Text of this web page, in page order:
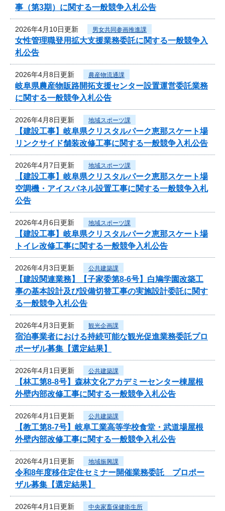
事（第3期）に関する一般競争入札公告
2026年4月10日更新 男女共同参画推進課
女性管理職登用拡大支援業務委託に関する一般競争入
札公告
2026年4月8日更新 農産物流通課
岐阜県農産物販路開拓支援センター設置運営委託業務
に関する一般競争入札公告
2026年4月8日更新 地域スポーツ課
【建設工事】岐阜県クリスタルパーク恵那スケート場
リンクサイド舗装改修工事に関する一般競争入札公告
2026年4月7日更新 地域スポーツ課
【建設工事】岐阜県クリスタルパーク恵那スケート場
空調機・アイスパネル設置工事に関する一般競争入札
公告
2026年4月6日更新 地域スポーツ課
【建設工事】岐阜県クリスタルパーク恵那スケート場
トイレ改修工事に関する一般競争入札公告
2026年4月3日更新 公共建築課
【建設関連業務】【子家委第8-6号】白鳩学園改築工
事の基本設計及び設備切替工事の実施設計委託に関す
る一般競争入札公告
2026年4月3日更新 観光企画課
宿泊事業者における持続可能な観光促進業務委託プロ
ポーザル募集【選定結果】
2026年4月1日更新 公共建築課
【林工第8-8号】森林文化アカデミーセンター棟屋根
外壁内部改修工事に関する一般競争入札公告
2026年4月1日更新 公共建築課
【教工第8-7号】岐阜工業高等学校食堂・武道場屋根
外壁内部改修工事に関する一般競争入札公告
2026年4月1日更新 地域振興課
令和8年度移住定住セミナー開催業務委託 プロポー
ザル募集【選定結果】
2026年4月1日更新 中央家畜保健衛生所